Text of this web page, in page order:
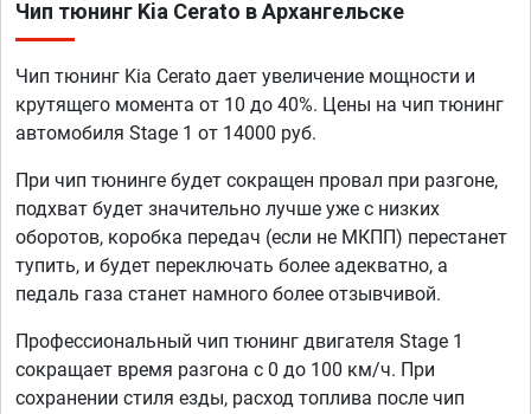
Чип тюнинг Kia Cerato в Архангельске
Чип тюнинг Kia Cerato дает увеличение мощности и
крутящего момента от 10 до 40%. Цены на чип тюнинг
автомобиля Stage 1 от 14000 руб.
При чип тюнинге будет сокращен провал при разгоне,
подхват будет значительно лучше уже с низких
оборотов, коробка передач (если не МКПП) перестанет
тупить, и будет переключать более адекватно, а
педаль газа станет намного более отзывчивой.
Профессиональный чип тюнинг двигателя Stage 1
сокращает время разгона с 0 до 100 км/ч. При
сохранении стиля езды, расход топлива после чип